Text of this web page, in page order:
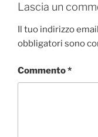
Lascia un
Il tuo indirizzo
obbligatori sono
Commento*